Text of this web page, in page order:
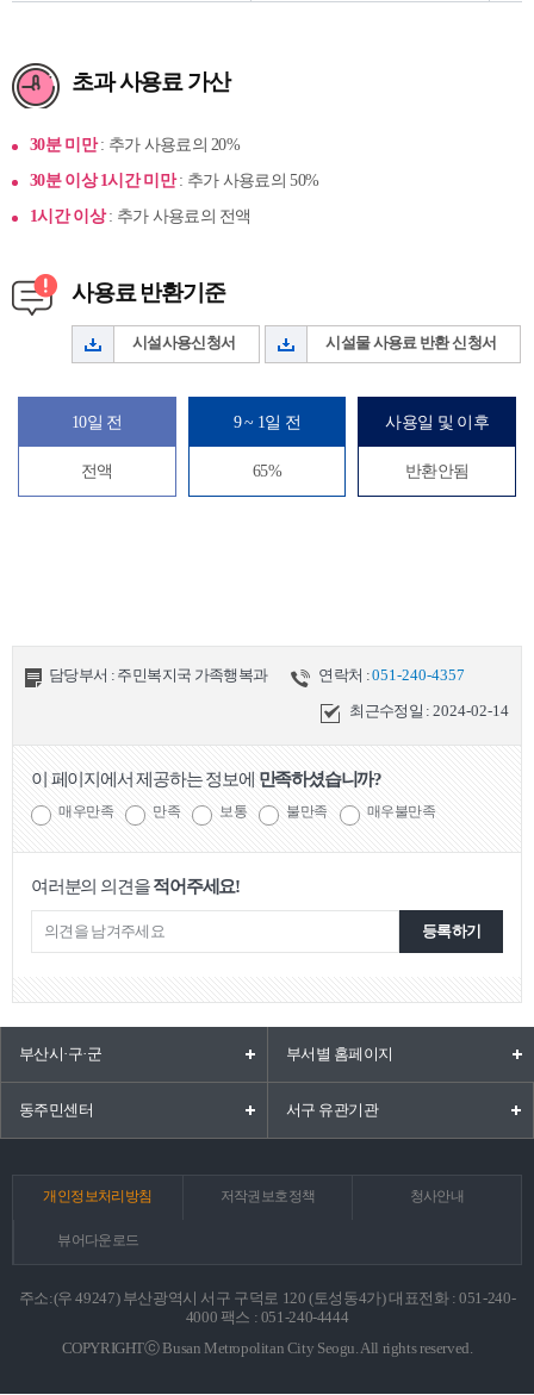
초과 사용료 가산
30분 미만: 추가 사용료의 20%
30분 이상 1시간 미만: 추가 사용료의 50%
1시간 이상: 추가 사용료의 전액
사용료 반환기준
시설사용신청서 시설물 사용료 반환 신청서
10일 전
전액
9 ~ 1일 전
65%
사용일 및 이후
반환안됨
담당부서 : 주민복지국 가족행복과 연락처 :051-240-4357
최근수정일 : 2024-02-14
이 페이지에서 제공하는 정보에 만족하셨습니까?
매우만족 만족 보통 불만족 매우불만족
여러분의 의견을적어주세요!
등록하기
부산시·구·군 부서별 홈페이지
동주민센터 서구 유관기관
개인정보처리방침 저작권보호정책 청사안내
뷰어다운로드
주소:(우 49247) 부산광역시 서구 구덕로 120 (토성동4가) 대표전화 : 051-240-
4000 팩스 : 051-240-4444
COPYRIGHTⓒ Busan Metropolitan City Seogu. All rights reserved.